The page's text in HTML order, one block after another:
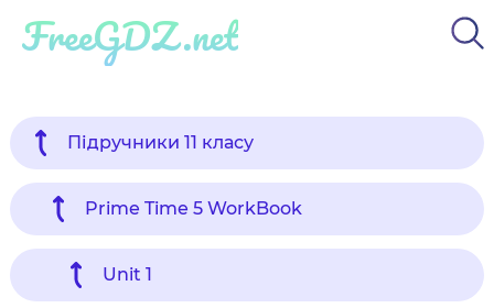
FreeGDZ.net
Підручники 11 класу
Prime Time 5 WorkBook
Unit 1